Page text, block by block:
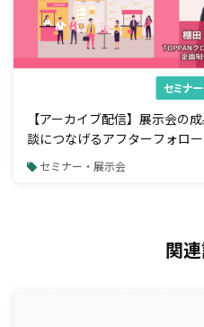
セミナ
【アーカイブ配信】展示会の
談につなげるアフターフォロ
セミナー・展示会
関